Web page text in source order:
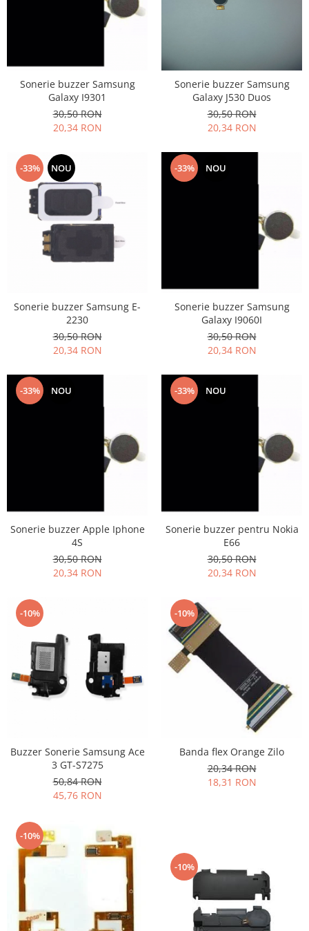
Xiaomi
Touchscreen
Blackberry
E-BODA
Google
Iphone
Nokia
Touchscreen Lenovo
Touchscreen Samsung
Sonerie buzzer Samsung
Galaxy I9301
30,50 RON
20,34 RON
Sonerie buzzer Samsung
Galaxy J530 Duos
30,50 RON
20,34 RON
-33% NOU
Sonerie buzzer Samsung E-
2230
30,50 RON
20,34 RON
-33% NOU
Sonerie buzzer Samsung
Galaxy I9060I
30,50 RON
20,34 RON
-33% NOU
Sonerie buzzer Apple Iphone
4S
30,50 RON
20,34 RON
-33% NOU
Sonerie buzzer pentru Nokia
E66
30,50 RON
20,34 RON
-10%
Buzzer Sonerie Samsung Ace
3 GT-S7275
50,84 RON
45,76 RON
-10%
Banda flex Orange Zilo
20,34 RON
18,31 RON
-10%
-10%